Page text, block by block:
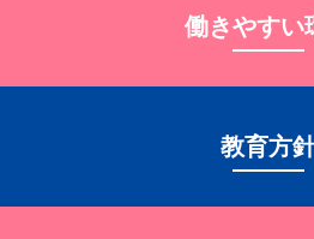
働きやすい
教育⽅